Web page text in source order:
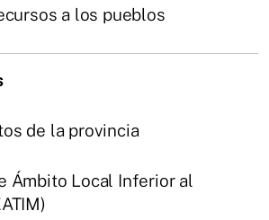
a los pueblos
de la provincia
Ámbito Local Inferior al